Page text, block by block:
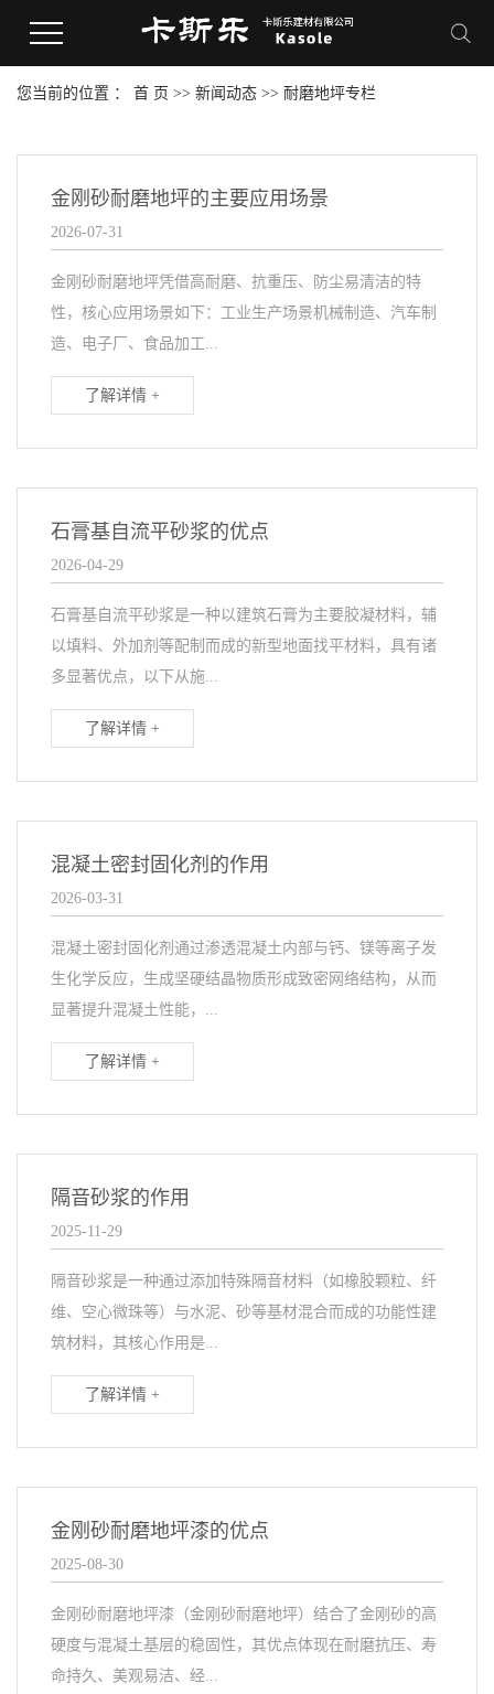
您当前的位置 ： 首 页 >> 新闻动态 >> 耐磨地坪专栏
金刚砂耐磨地坪的主要应用场景
2026-07-31
金刚砂耐磨地坪凭借高耐磨、抗重压、防尘易清洁的特
性，核心应用场景如下：工业生产场景‌机械制造、汽车制
造、电子厂、食品加工...
了解详情 +
石膏基自流平砂浆的优点
2026-04-29
石膏基自流平砂浆是一种以建筑石膏为主要胶凝材料，辅
以填料、外加剂等配制而成的新型地面找平材料，具有诸
多显著优点，以下从施...
了解详情 +
混凝土密封固化剂的作用
2026-03-31
混凝土密封固化剂通过渗透混凝土内部与钙、镁等离子发
生化学反应，生成坚硬结晶物质形成致密网络结构，从而
显著提升混凝土性能，...
了解详情 +
隔音砂浆的作用
2025-11-29
隔音砂浆是一种通过添加特殊隔音材料（如橡胶颗粒、纤
维、空心微珠等）与水泥、砂等基材混合而成的功能性建
筑材料，其核心作用是...
了解详情 +
金刚砂耐磨地坪漆的优点
2025-08-30
金刚砂耐磨地坪漆（金刚砂耐磨地坪）结合了金刚砂的高
硬度与混凝土基层的稳固性，其优点体现在耐磨抗压、寿
命持久、美观易洁、经...